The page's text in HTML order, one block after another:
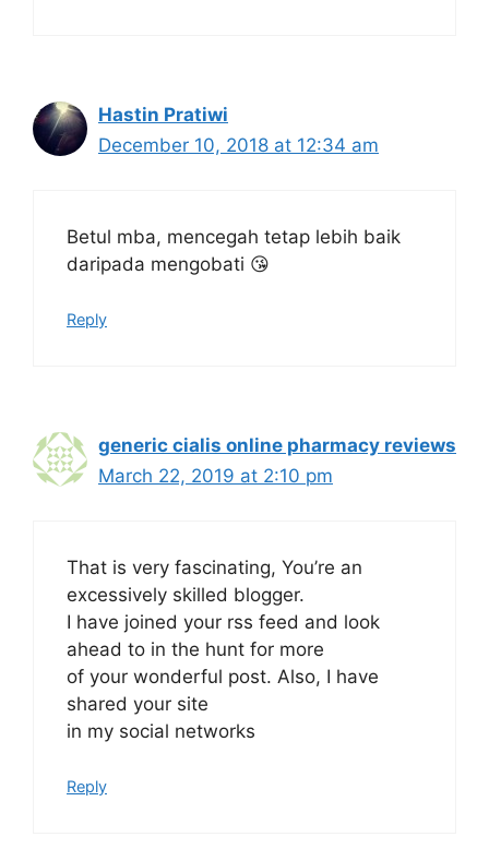
Hastin Pratiwi
December 10, 2018 at 12:34 am
Betul mba, mencegah tetap lebih baik
daripada mengobati 😘
Reply
generic cialis online pharmacy reviews
March 22, 2019 at 2:10 pm
That is very fascinating, You’re an
excessively skilled blogger.
I have joined your rss feed and look
ahead to in the hunt for more
of your wonderful post. Also, I have
shared your site
in my social networks
Reply